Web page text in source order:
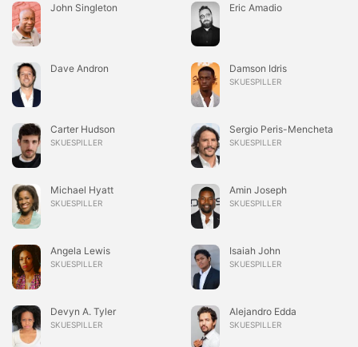
John Singleton Eric Amadio
Dave Andron Damson Idris
SKUESPILLER
Carter Hudson
SKUESPILLER
Sergio Peris-Mencheta
SKUESPILLER
Michael Hyatt
SKUESPILLER
Amin Joseph
SKUESPILLER
Angela Lewis
SKUESPILLER
Isaiah John
SKUESPILLER
Devyn A. Tyler
SKUESPILLER
Alejandro Edda
SKUESPILLER